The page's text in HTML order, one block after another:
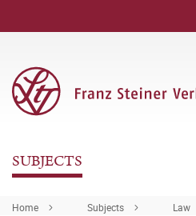
SUBJECTS
Home Subjects Law